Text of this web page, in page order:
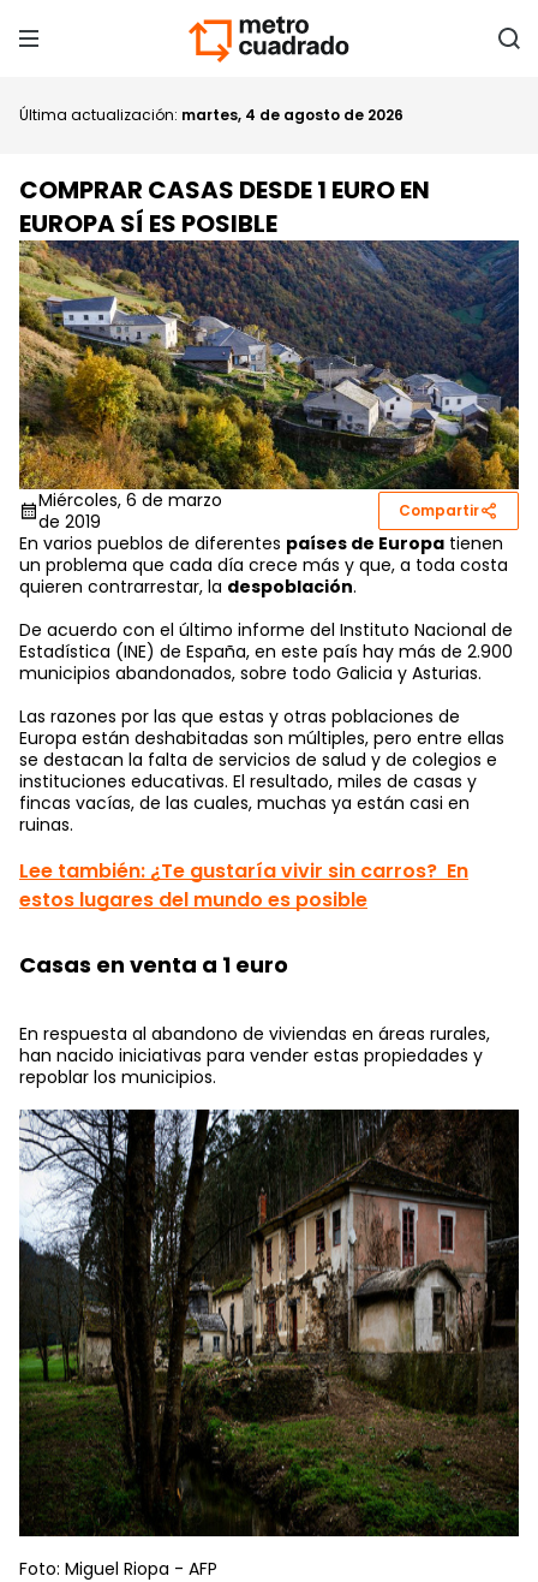
Última actualización: martes, 4 de agosto de 2026
COMPRAR CASAS DESDE 1 EURO EN
EUROPA SÍ ES POSIBLE
Miércoles, 6 de marzo
de 2019
Compartir
En varios pueblos de diferentes países de Europa tienen
un problema que cada día crece más y que, a toda costa
quieren contrarrestar, la despoblación.
De acuerdo con el último informe del Instituto Nacional de
Estadística (INE) de España, en este país hay más de 2.900
municipios abandonados, sobre todo Galicia y Asturias.
Las razones por las que estas y otras poblaciones de
Europa están deshabitadas son múltiples, pero entre ellas
se destacan la falta de servicios de salud y de colegios e
instituciones educativas. El resultado, miles de casas y
fincas vacías, de las cuales, muchas ya están casi en
ruinas.
Lee también: ¿Te gustaría vivir sin carros? En
estos lugares del mundo es posible
Casas en venta a 1 euro
En respuesta al abandono de viviendas en áreas rurales,
han nacido iniciativas para vender estas propiedades y
repoblar los municipios.
Foto: Miguel Riopa - AFP